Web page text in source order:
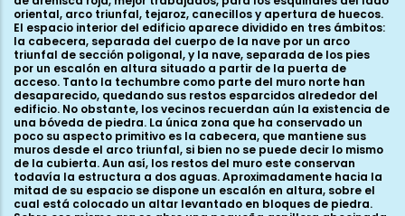
oriental, arco triunfal, tejaroz, canecillos y apertura de huecos.
El espacio interior del edificio aparece dividido en tres ámbitos:
la cabecera, separada del cuerpo de la nave por un arco
triunfal de sección poligonal, y la nave, separada de los pies
por un escalón en altura situado a partir de la puerta de
acceso. Tanto la techumbre como parte del muro norte han
desaparecido, quedando sus restos esparcidos alrededor del
edificio. No obstante, los vecinos recuerdan aún la existencia de
una bóveda de piedra. La única zona que ha conservado un
poco su aspecto primitivo es la cabecera, que mantiene sus
muros desde el arco triunfal, si bien no se puede decir lo mismo
de la cubierta. Aun así, los restos del muro este conservan
todavía la estructura a dos aguas. Aproximadamente hacia la
mitad de su espacio se dispone un escalón en altura, sobre el
cual está colocado un altar levantado en bloques de piedra.